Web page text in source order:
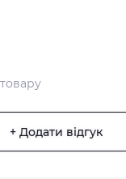
+ Додати відгук